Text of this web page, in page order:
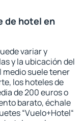
de hotel en
variar y
y la ubicación del
medio suele tener
los hoteles de
de 200 euros o
barato, échale
“Vuelo+Hotel“